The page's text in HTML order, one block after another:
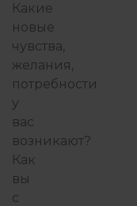
Какие
новые
чувства,
желания,
потребности
у
вас
возникают?
Как
вы
с